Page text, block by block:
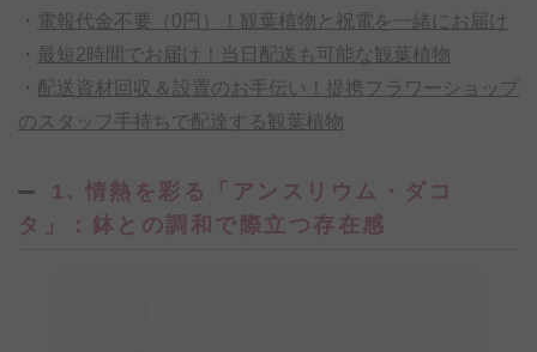
・ 電報代金不要（0円）！観葉植物と祝電を一緒にお届け
・ 最短2時間でお届け！当日配送も可能な観葉植物
・ 配送資材回収＆設置のお手伝い！提携フラワーショップ
のスタッフ手持ちで配達する観葉植物
1. 情熱を彩る「アンスリウム・ダコ
タ」：鉢との調和で際立つ存在感